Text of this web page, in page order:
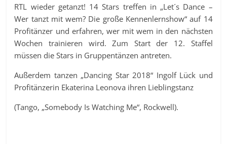
RTL wieder getanzt! 14 Stars treffen in „Let´s Dance –
Wer tanzt mit wem? Die große Kennenlernshow“ auf 14
Profitänzer und erfahren, wer mit wem in den nächsten
Wochen trainieren wird. Zum Start der 12. Staffel
müssen die Stars in Gruppentänzen antreten.
Außerdem tanzen „Dancing Star 2018“ Ingolf Lück und
Profitänzerin Ekaterina Leonova ihren Lieblingstanz
(Tango, „Somebody Is Watching Me“, Rockwell).